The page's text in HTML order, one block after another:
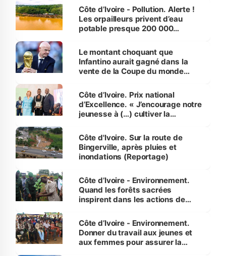
Côte d’Ivoire - Pollution. Alerte !
Les orpailleurs privent d’eau
potable presque 200 000
Le montant choquant que
Infantino aurait gagné dans la
vente de la Coupe du monde
Côte d’Ivoire. Prix national
d’Excellence. « J’encourage notre
jeunesse à (…) cultiver la
(Alassane Ouattara
Côte d'Ivoire. Sur la route de
Bingerville, après pluies et
inondations (Reportage)
Côte d’Ivoire - Environnement.
Quand les forêts sacrées
inspirent dans les actions de
Côte d’Ivoire - Environnement.
Donner du travail aux jeunes et
aux femmes pour assurer la